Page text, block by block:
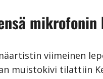
mikrofonin
viimeinen
muistokivi tilattiin